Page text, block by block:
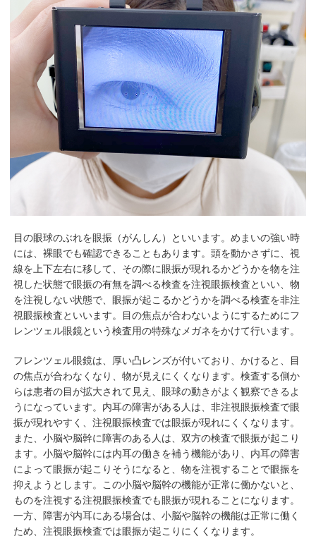
目の眼球のぶれを眼振（がんしん）といいます。めまいの強い時
には、裸眼でも確認できることもあります。頭を動かさずに、視
線を上下左右に移して、その際に眼振が現れるかどうかを物を注
視した状態で眼振の有無を調べる検査を注視眼振検査といい、物
を注視しない状態で、眼振が起こるかどうかを調べる検査を非注
視眼振検査といいます。目の焦点が合わないようにするためにフ
レンツェル眼鏡という検査用の特殊なメガネをかけて行います。
フレンツェル眼鏡は、厚い凸レンズが付いており、かけると、目
の焦点が合わなくなり、物が見えにくくなります。検査する側か
らは患者の目が拡大されて見え、眼球の動きがよく観察できるよ
うになっています。内耳の障害がある人は、非注視眼振検査で眼
振が現れやすく、注視眼振検査では眼振が現れにくくなります。
また、小脳や脳幹に障害のある人は、双方の検査で眼振が起こり
ます。小脳や脳幹には内耳の働きを補う機能があり、内耳の障害
によって眼振が起こりそうになると、物を注視することで眼振を
抑えようとします。この小脳や脳幹の機能が正常に働かないと、
ものを注視する注視眼振検査でも眼振が現れることになります。
一方、障害が内耳にある場合は、小脳や脳幹の機能は正常に働く
ため、注視眼振検査では眼振が起こりにくくなります。